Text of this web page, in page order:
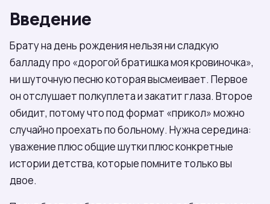
Введение
Брату на день рождения нельзя ни сладкую
балладу про «дорогой братишка моя кровиночка»,
ни шуточную песню которая высмеивает. Первое
он отслушает полкуплета и закатит глаза. Второе
обидит, потому что под формат «прикол» можно
случайно проехать по больному. Нужна середина:
уважение плюс общие шутки плюс конкретные
истории детства, которые помните только вы
двое.